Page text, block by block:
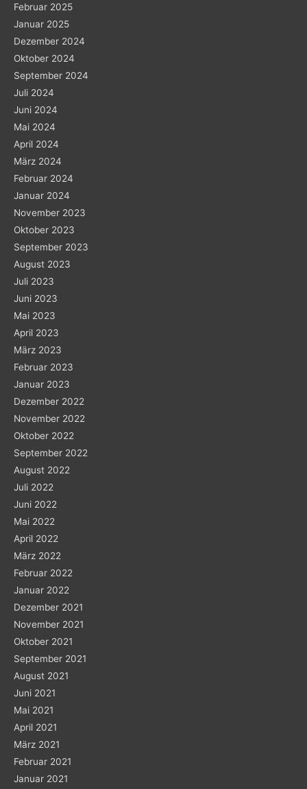
Februar 2025
Januar 2025
Dezember 2024
Oktober 2024
September 2024
Juli 2024
Juni 2024
Mai 2024
April 2024
März 2024
Februar 2024
Januar 2024
November 2023
Oktober 2023
September 2023
August 2023
Juli 2023
Juni 2023
Mai 2023
April 2023
März 2023
Februar 2023
Januar 2023
Dezember 2022
November 2022
Oktober 2022
September 2022
August 2022
Juli 2022
Juni 2022
Mai 2022
April 2022
März 2022
Februar 2022
Januar 2022
Dezember 2021
November 2021
Oktober 2021
September 2021
August 2021
Juni 2021
Mai 2021
April 2021
März 2021
Februar 2021
Januar 2021